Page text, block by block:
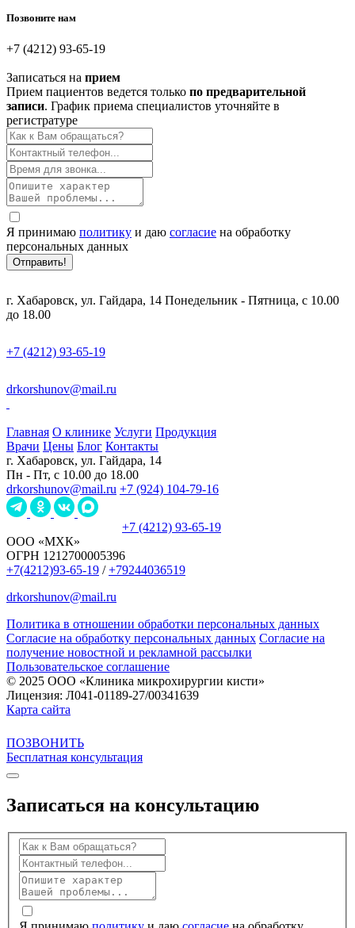
Позвоните нам
+7 (4212) 93-65-19
Записаться на прием
Прием пациентов ведется только по предварительной
записи. График приема специалистов уточняйте в
регистратуре
Я принимаю политику и даю согласие на обработку
персональных данных
Отправить!
г. Хабаровск, ул. Гайдара, 14 Понедельник - Пятница, с 10.00
до 18.00
+7 (4212) 93-65-19
drkorshunov@mail.ru
Главная О клинике Услуги Продукция
Врачи Цены Блог Контакты
г. Хабаровск, ул. Гайдара, 14
Пн - Пт, с 10.00 до 18.00
drkorshunov@mail.ru +7 (924) 104-79-16
+7 (4212) 93-65-19
ООО «МХК»
ОГРН 1212700005396
+7(4212)93-65-19 /+79244036519
drkorshunov@mail.ru
Политика в отношении обработки персональных данных
Согласие на обработку персональных данных Согласие на
получение новостной и рекламной рассылки
Пользовательское соглашение
© 2025 ООО «Клиника микрохирургии кисти»
Лицензия: Л041-01189-27/00341639
Карта сайта
ПОЗВОНИТЬ
Бесплатная консультация
Записаться на консультацию